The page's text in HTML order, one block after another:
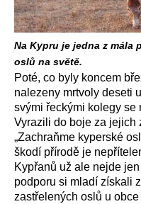
Na Kypru je jedna z
oslů na světě.
Poté, co byly koncem
nalezeny mrtvoly deseti
svými řeckými kolegy se
Vyrazili do boje za jejich
„Zachraňme kyperské
škodí přírodě je
Kypřanů už ale nejde
podporu si mladí získali
zastřelených oslů u